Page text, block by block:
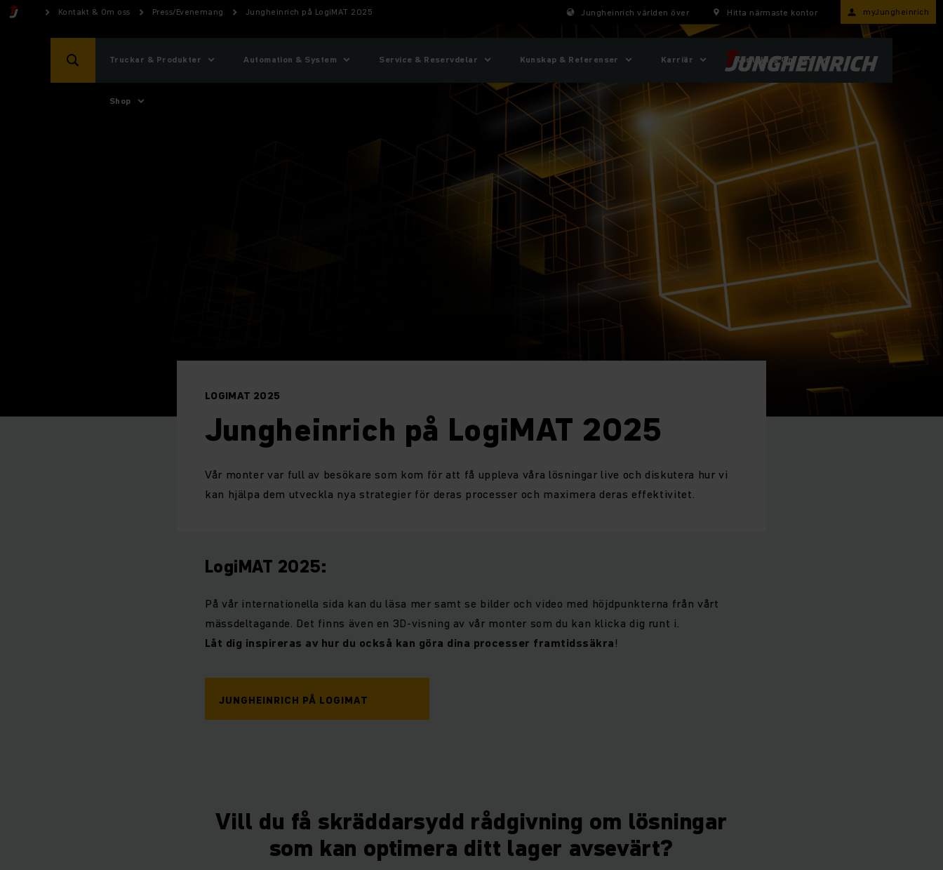
Kontakt & Om oss Press/Evenemang Jungheinrich på LogiMAT 2025 Jungheinrich världen över Hitta närmaste kontor myJungheinrich
Truckar & Produkter Automation & System Service & Reservdelar Kunskap & Referenser Karriär Kontakt & Om oss
Shop
LOGIMAT 2025
Jungheinrich på LogiMAT 2025
Vår monter var full av besökare som kom för att få uppleva våra lösningar live och diskutera hur vi
kan hjälpa dem utveckla nya strategier för deras processer och maximera deras effektivitet.
LogiMAT 2025:
På vår internationella sida kan du läsa mer samt se bilder och video med höjdpunkterna från vårt
mässdeltagande. Det finns även en 3D-visning av vår monter som du kan klicka dig runt i.
Låt dig inspireras av hur du också kan göra dina processer framtidssäkra!
JUNGHEINRICH PÅ LOGIMAT
Vill du få skräddarsydd rådgivning om lösningar
som kan optimera ditt lager avsevärt?